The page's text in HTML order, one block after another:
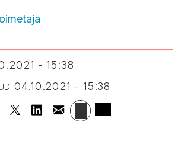
- 15:38
04.10.2021 - 15:38